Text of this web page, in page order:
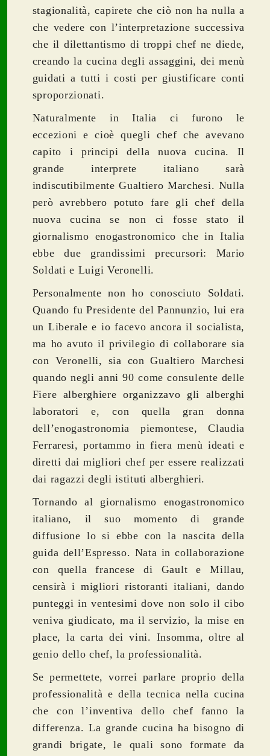
stagionalità, capirete che ciò non ha nulla a
che vedere con l’interpretazione successiva
che il dilettantismo di troppi chef ne diede,
creando la cucina degli assaggini, dei menù
guidati a tutti i costi per giustificare conti
sproporzionati.
Naturalmente in Italia ci furono le
eccezioni e cioè quegli chef che avevano
capito i principi della nuova cucina. Il
grande interprete italiano sarà
indiscutibilmente Gualtiero Marchesi. Nulla
però avrebbero potuto fare gli chef della
nuova cucina se non ci fosse stato il
giornalismo enogastronomico che in Italia
ebbe due grandissimi precursori: Mario
Soldati e Luigi Veronelli.
Personalmente non ho conosciuto Soldati.
Quando fu Presidente del Pannunzio, lui era
un Liberale e io facevo ancora il socialista,
ma ho avuto il privilegio di collaborare sia
con Veronelli, sia con Gualtiero Marchesi
quando negli anni 90 come consulente delle
Fiere alberghiere organizzavo gli alberghi
laboratori e, con quella gran donna
dell’enogastronomia piemontese, Claudia
Ferraresi, portammo in fiera menù ideati e
diretti dai migliori chef per essere realizzati
dai ragazzi degli istituti alberghieri.
Tornando al giornalismo enogastronomico
italiano, il suo momento di grande
diffusione lo si ebbe con la nascita della
guida dell’Espresso. Nata in collaborazione
con quella francese di Gault e Millau,
censirà i migliori ristoranti italiani, dando
punteggi in ventesimi dove non solo il cibo
veniva giudicato, ma il servizio, la mise en
place, la carta dei vini. Insomma, oltre al
genio dello chef, la professionalità.
Se permettete, vorrei parlare proprio della
professionalità e della tecnica nella cucina
che con l’inventiva dello chef fanno la
differenza. La grande cucina ha bisogno di
grandi brigate, le quali sono formate da